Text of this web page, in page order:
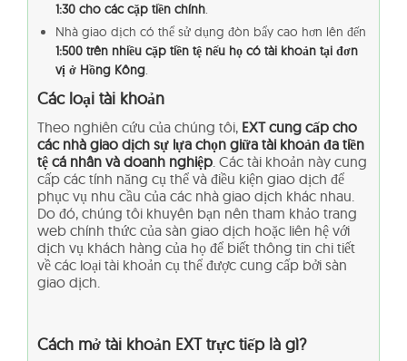
1:30 cho các cặp tiền chính.
Nhà giao dịch có thể sử dụng đòn bẩy cao hơn lên đến
1:500 trên nhiều cặp tiền tệ nếu họ có tài khoản tại đơn
vị ở Hồng Kông.
Các loại tài khoản
Theo nghiên cứu của chúng tôi, EXT cung cấp cho
các nhà giao dịch sự lựa chọn giữa tài khoản đa tiền
tệ cá nhân và doanh nghiệp. Các tài khoản này cung
cấp các tính năng cụ thể và điều kiện giao dịch để
phục vụ nhu cầu của các nhà giao dịch khác nhau.
Do đó, chúng tôi khuyên bạn nên tham khảo trang
web chính thức của sàn giao dịch hoặc liên hệ với
dịch vụ khách hàng của họ để biết thông tin chi tiết
về các loại tài khoản cụ thể được cung cấp bởi sàn
giao dịch.
Cách mở tài khoản EXT trực tiếp là gì?